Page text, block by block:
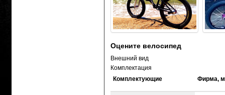
Оцените велосипед
Внешний вид
Комплектация
Комплектующие
Фирма,